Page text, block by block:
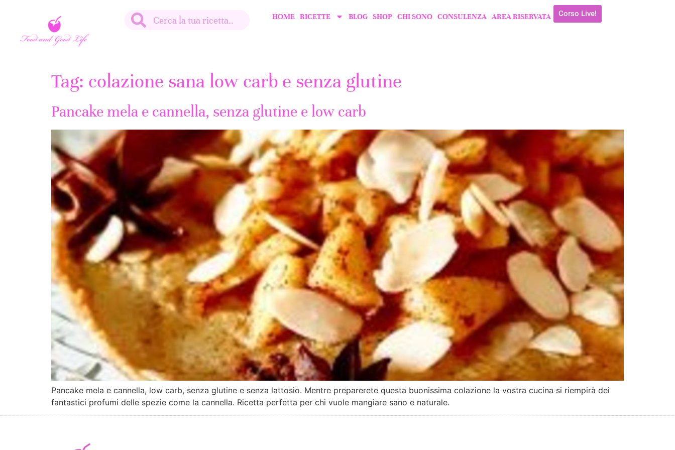
HOME RICETTE BLOG SHOP CHI SONO CONSULENZA AREA RISERVATA Corso Live!
Tag: colazione sana low carb e senza glutine
Pancake mela e cannella, senza glutine e low carb
Pancake mela e cannella, low carb, senza glutine e senza lattosio. Mentre preparerete questa buonissima colazione la vostra cucina si riempirà dei
fantastici profumi delle spezie come la cannella. Ricetta perfetta per chi vuole mangiare sano e naturale.